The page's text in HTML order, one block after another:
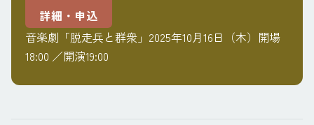
詳細・申込
音楽劇「脱走兵と群衆」2025年10月16日（木）開場
18:00 ／開演19:00